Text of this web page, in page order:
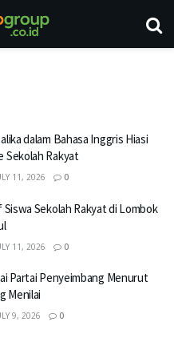
dalam Bahasa Inggris Hiasi
Sekolah Rakyat
11, 2026 0
Sekolah Rakyat di Lombok
11, 2026 0
Partai Penyeimbang Menurut
Menilai
9, 2026 0